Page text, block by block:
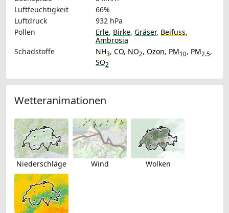
Luftfeuchtigkeit
66%
Luftdruck
932 hPa
Pollen
Erle, Birke, Gräser, Beifuss,
Ambrosia
Schadstoffe
NH3, CO, NO2, Ozon, PM10, PM2.5,
SO2
Wetteranimationen
Niederschläge Wind Wolken